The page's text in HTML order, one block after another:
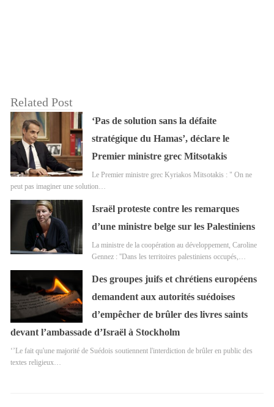
Related Post
‘Pas de solution sans la défaite
stratégique du Hamas’, déclare le
Premier ministre grec Mitsotakis
Le Premier ministre grec Kyriakos Mitsotakis : " On ne
peut pas imaginer une solution…
Israël proteste contre les remarques
d’une ministre belge sur les Palestiniens
La ministre de la coopération au développement, Caroline
Gennez : ''Dans les territoires palestiniens occupés,…
Des groupes juifs et chrétiens européens
demandent aux autorités suédoises
d’empêcher de brûler des livres saints
devant l’ambassade d’Israël à Stockholm
‘’Le fait qu'une majorité de Suédois soutiennent l'interdiction de brûler en public des
textes religieux…